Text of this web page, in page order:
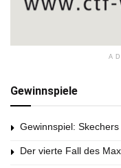
Gewinnspiele
Gewinnspiel:
Der vierte Fall des